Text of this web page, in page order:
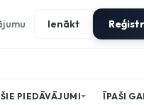
Ienākt
PIEDĀVĀJUMI ĪPAŠI